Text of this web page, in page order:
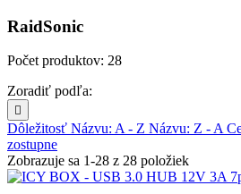
RaidSonic
Počet produktov: 28
Zoradiť podľa:

Dôležitosť Názvu: A - Z Názvu: Z - A
zostupne
Zobrazuje sa 1-28 z 28 položiek